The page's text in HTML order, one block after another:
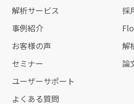
解析サービス
事例紹介
お客様の声
セミナー
ユーザーサポート
よくある質問
採
解
論